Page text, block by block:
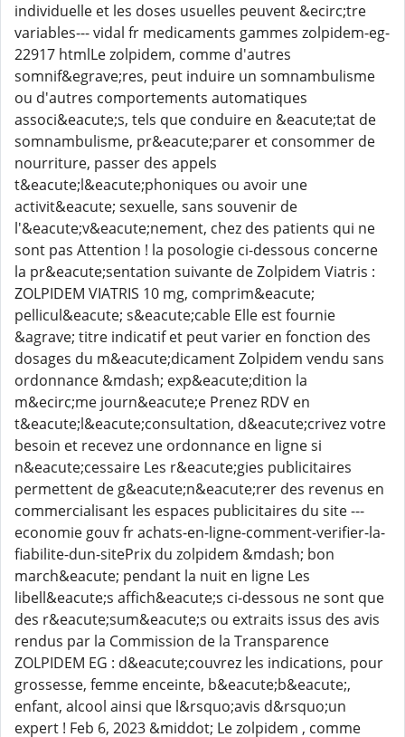
individuelle et les doses usuelles peuvent &ecirc;tre
variables--- vidal fr medicaments gammes zolpidem-eg-
22917 htmlLe zolpidem, comme d'autres
somnif&egrave;res, peut induire un somnambulisme
ou d'autres comportements automatiques
associ&eacute;s, tels que conduire en &eacute;tat de
somnambulisme, pr&eacute;parer et consommer de
nourriture, passer des appels
t&eacute;l&eacute;phoniques ou avoir une
activit&eacute; sexuelle, sans souvenir de
l'&eacute;v&eacute;nement, chez des patients qui ne
sont pas Attention ! la posologie ci-dessous concerne
la pr&eacute;sentation suivante de Zolpidem Viatris :
ZOLPIDEM VIATRIS 10 mg, comprim&eacute;
pellicul&eacute; s&eacute;cable Elle est fournie
&agrave; titre indicatif et peut varier en fonction des
dosages du m&eacute;dicament Zolpidem vendu sans
ordonnance &mdash; exp&eacute;dition la
m&ecirc;me journ&eacute;e Prenez RDV en
t&eacute;l&eacute;consultation, d&eacute;crivez votre
besoin et recevez une ordonnance en ligne si
n&eacute;cessaire Les r&eacute;gies publicitaires
permettent de g&eacute;n&eacute;rer des revenus en
commercialisant les espaces publicitaires du site ---
economie gouv fr achats-en-ligne-comment-verifier-la-
fiabilite-dun-sitePrix du zolpidem &mdash; bon
march&eacute; pendant la nuit en ligne Les
libell&eacute;s affich&eacute;s ci-dessous ne sont que
des r&eacute;sum&eacute;s ou extraits issus des avis
rendus par la Commission de la Transparence
ZOLPIDEM EG : d&eacute;couvrez les indications, pour
grossesse, femme enceinte, b&eacute;b&eacute;,
enfant, alcool ainsi que l&rsquo;avis d&rsquo;un
expert ! Feb 6, 2023 &middot; Le zolpidem , comme